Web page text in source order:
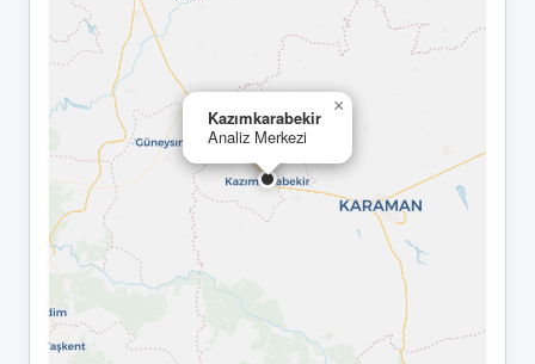
Kazımkarabekir
Analiz Merkezi
×